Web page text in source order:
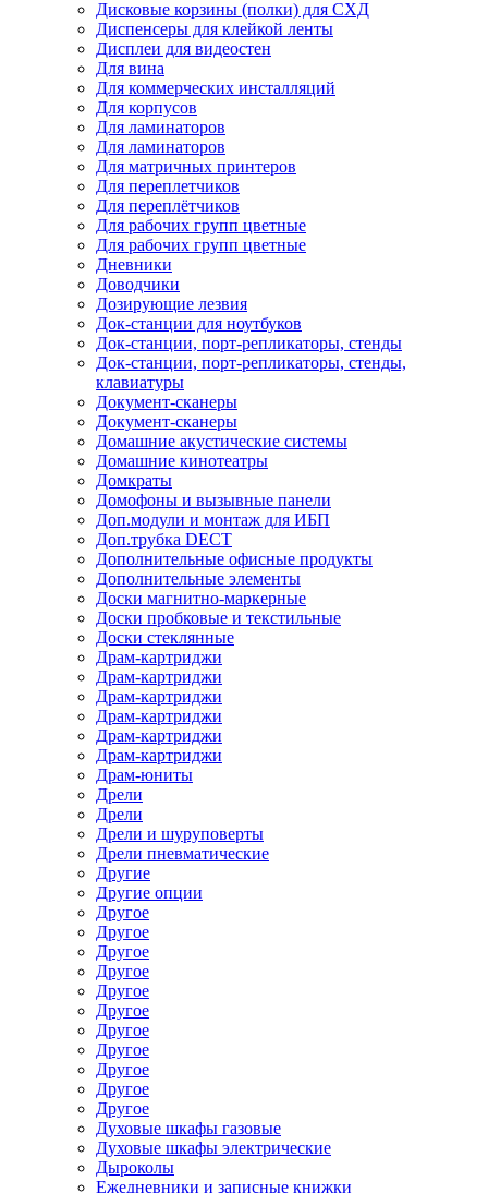
Дисковые корзины (полки) для СХД
Диспенсеры для клейкой ленты
Дисплеи для видеостен
Для вина
Для коммерческих инсталляций
Для корпусов
Для ламинаторов
Для ламинаторов
Для матричных принтеров
Для переплетчиков
Для переплётчиков
Для рабочих групп цветные
Для рабочих групп цветные
Дневники
Доводчики
Дозирующие лезвия
Док-станции для ноутбуков
Док-станции, порт-репликаторы, стенды
Док-станции, порт-репликаторы, стенды,
клавиатуры
Документ-сканеры
Документ-сканеры
Домашние акустические системы
Домашние кинотеатры
Домкраты
Домофоны и вызывные панели
Доп.модули и монтаж для ИБП
Доп.трубка DECT
Дополнительные офисные продукты
Дополнительные элементы
Доски магнитно-маркерные
Доски пробковые и текстильные
Доски стеклянные
Драм-картриджи
Драм-картриджи
Драм-картриджи
Драм-картриджи
Драм-картриджи
Драм-картриджи
Драм-юниты
Дрели
Дрели
Дрели и шуруповерты
Дрели пневматические
Другие
Другие опции
Другое
Другое
Другое
Другое
Другое
Другое
Другое
Другое
Другое
Другое
Другое
Духовые шкафы газовые
Духовые шкафы электрические
Дыроколы
Ежедневники и записные книжки